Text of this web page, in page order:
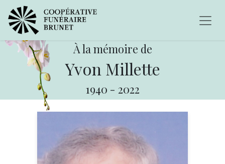
À la mémoire de
Yvon Millette
1940 - 2022